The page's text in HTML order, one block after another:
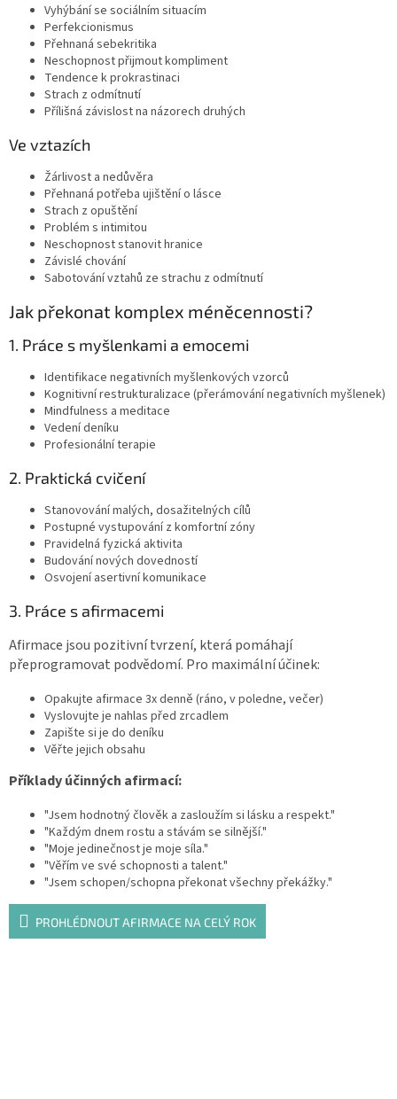
Vyhýbání se sociálním situacím
Perfekcionismus
Přehnaná sebekritika
Neschopnost přijmout kompliment
Tendence k prokrastinaci
Strach z odmítnutí
Přílišná závislost na názorech druhých
Ve vztazích
Žárlivost a nedůvěra
Přehnaná potřeba ujištění o lásce
Strach z opuštění
Problém s intimitou
Neschopnost stanovit hranice
Závislé chování
Sabotování vztahů ze strachu z odmítnutí
Jak překonat komplex méněcennosti?
1. Práce s myšlenkami a emocemi
Identifikace negativních myšlenkových vzorců
Kognitivní restrukturalizace (přerámování negativních myšlenek)
Mindfulness a meditace
Vedení deníku
Profesionální terapie
2. Praktická cvičení
Stanovování malých, dosažitelných cílů
Postupné vystupování z komfortní zóny
Pravidelná fyzická aktivita
Budování nových dovedností
Osvojení asertivní komunikace
3. Práce s afirmacemi
Afirmace jsou pozitivní tvrzení, která pomáhají
přeprogramovat podvědomí. Pro maximální účinek:
Opakujte afirmace 3x denně (ráno, v poledne, večer)
Vyslovujte je nahlas před zrcadlem
Zapište si je do deníku
Věřte jejich obsahu
Příklady účinných afirmací:
"Jsem hodnotný člověk a zasloužím si lásku a respekt."
"Každým dnem rostu a stávám se silnější."
"Moje jedinečnost je moje síla."
"Věřím ve své schopnosti a talent."
"Jsem schopen/schopna překonat všechny překážky."
PROHLÉDNOUT AFIRMACE NA CELÝ ROK